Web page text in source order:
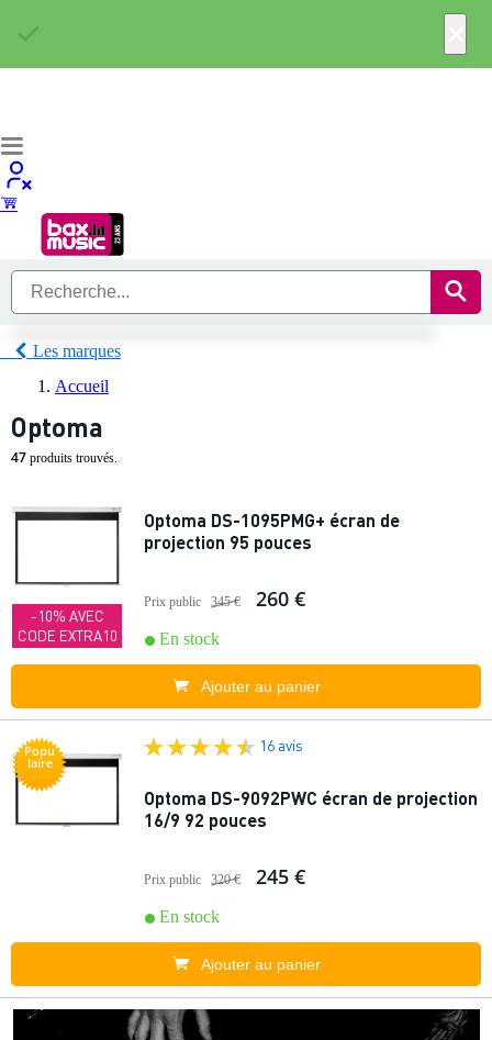
Les marques
Accueil
Optoma
47 produits trouvés.
-10% AVEC
CODE EXTRA10
Optoma DS-1095PMG+ écran de
projection 95 pouces
Prix public 345 € 260 €
En stock
Ajouter au panier
Popu
laire
16 avis
Optoma DS-9092PWC écran de projection
16/9 92 pouces
Prix public 320 € 245 €
En stock
Ajouter au panier